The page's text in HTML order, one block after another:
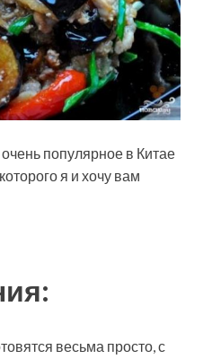
популярное в Китае
я и хочу вам
весьма просто, с